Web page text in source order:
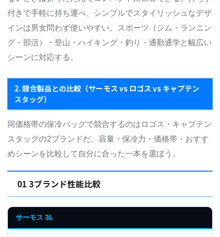
付きで手軽に持ち運べ、シンプルでスタイリッシュなデザ
インは男女問わず使いやすい。スポーツ（ジム・ランニン
グ・部活）・登山・ハイキング・釣り・通勤通学と幅広い
シーンに対応する。
2. 競合製品との比較（サーモス vs ロゴス vs キャプテン
スタッグ）
同価格帯の保冷バッグで競合するのはロゴス・キャプテン
スタッグの2ブランドだ。容量・保冷力・価格帯・おすす
めシーンを比較して自分に合った一本を選ぼう。
01 3ブランド性能比較
サーモス 3L